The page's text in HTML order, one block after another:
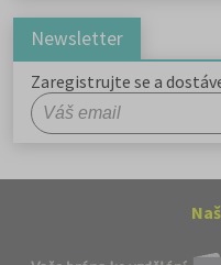
Newsletter
Zaregistrujte se a